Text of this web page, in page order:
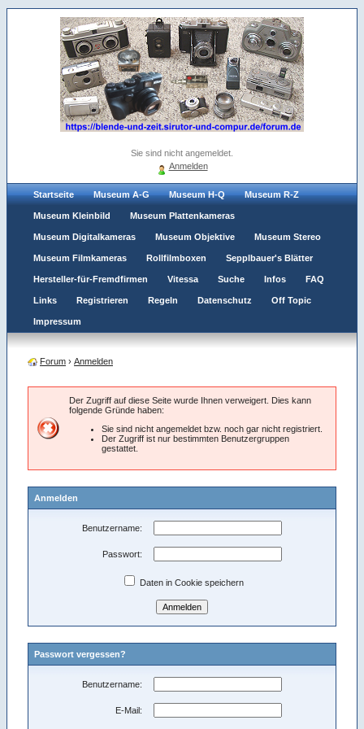
Sie sind nicht angemeldet.
Anmelden
Startseite Museum A-G Museum H-Q Museum R-Z
Museum Kleinbild Museum Plattenkameras
Museum Digitalkameras Museum Objektive Museum Stereo
Museum Filmkameras Rollfilmboxen Sepplbauer's Blätter
Hersteller-für-Fremdfirmen Vitessa Suche Infos FAQ
Links Registrieren Regeln Datenschutz Off Topic
Impressum
Forum › Anmelden
Der Zugriff auf diese Seite wurde Ihnen verweigert. Dies kann
folgende Gründe haben:
Sie sind nicht angemeldet bzw. noch gar nicht registriert.
Der Zugriff ist nur bestimmten Benutzergruppen
gestattet.
Anmelden
Benutzername:
Passwort:
Daten in Cookie speichern
Passwort vergessen?
Benutzername:
E-Mail: